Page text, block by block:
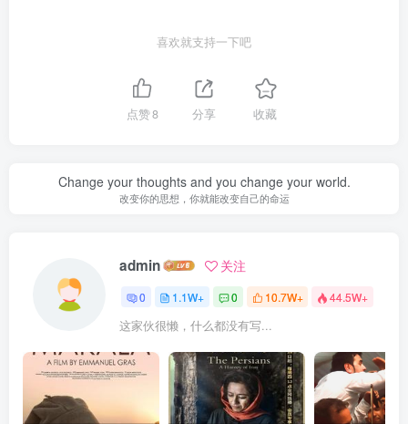
喜欢就支持一下吧
点赞8 分享 收藏
Change your thoughts and you change your world.
改变你的思想，你就能改变自己的命运
admin 关注
0 1.1W+ 0 10.7W+ 44.5W+
这家伙很懒，什么都没有写...